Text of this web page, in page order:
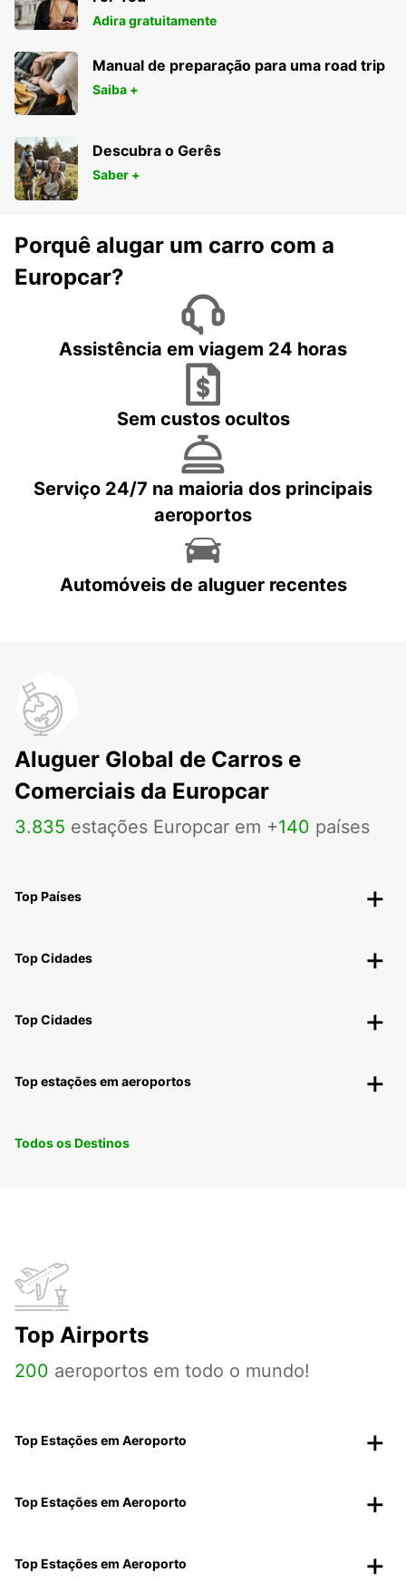
Adira gratuitamente
Manual de preparação para uma road trip
Saiba +
Descubra o Gerês
Saber +
Porquê alugar um carro com a
Europcar?
Assistência em viagem 24 horas
Sem custos ocultos
Serviço 24/7 na maioria dos principais
aeroportos
Automóveis de aluguer recentes
Aluguer Global de Carros e
Comerciais da Europcar
3.835 estações Europcar em +140 países
Top Países
Top Cidades
Top Cidades
Top estações em aeroportos
Todos os Destinos
Top Airports
200 aeroportos em todo o mundo!
Top Estações em Aeroporto
Top Estações em Aeroporto
Top Estações em Aeroporto